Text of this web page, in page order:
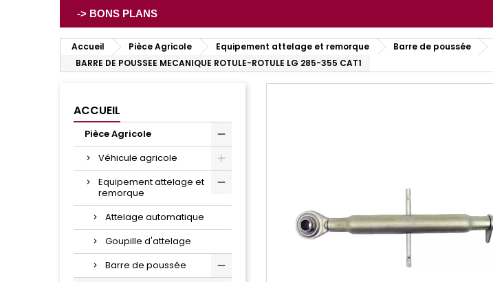
-> BONS PLANS
Accueil Pièce Agricole Equipement attelage et remorque Barre de poussée
BARRE DE POUSSEE MECANIQUE ROTULE-ROTULE LG 285-355 CAT1
ACCUEIL
Pièce Agricole
Véhicule agricole
Equipement attelage et
remorque
Attelage automatique
Goupille d'attelage
Barre de poussée